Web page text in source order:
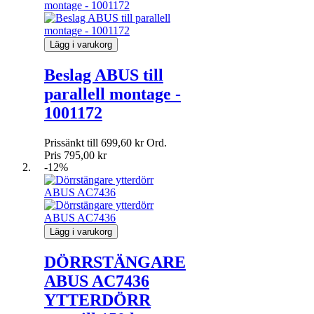
Certifiering:
För branddörrar eller dörrar i offentliga miljöer är det ofta viktigt
att dörrstängaren uppfyller kraven enligt EN 1154. Det
säkerhetskrav gäller.
Med rätt ABUS dörrstängare får du en lösning som både
förbättrar funktionen i vardagen och bidrar till högre säkerhet,
bättre kontroll och ett mer professionellt dörrsystem.
Lägg i varukorg
Beslag ABUS till
parallell montage -
1001172
Prissänkt till 699,60 kr Ord.
Pris 795,00 kr
-12%
Lägg i varukorg
DÖRRSTÄNGARE
ABUS AC7436
YTTERDÖRR